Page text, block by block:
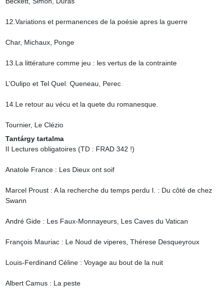
12.Variations et permanences de la poésie apres la guerre
Char, Michaux, Ponge
13.La littérature comme jeu : les vertus de la contrainte
L’Oulipo et Tel Quel. Queneau, Perec
14.Le retour au vécu et la quete du romanesque.
Tournier, Le Clézio
Tantárgy tartalma
II Lectures obligatoires (TD : FRAD 342 !)
Anatole France : Les Dieux ont soif
Marcel Proust : A la recherche du temps perdu I. : Du côté de chez
Swann
André Gide : Les Faux-Monnayeurs, Les Caves du Vatican
François Mauriac : Le Noud de viperes, Thérese Desqueyroux
Louis-Ferdinand Céline : Voyage au bout de la nuit
Albert Camus : La peste